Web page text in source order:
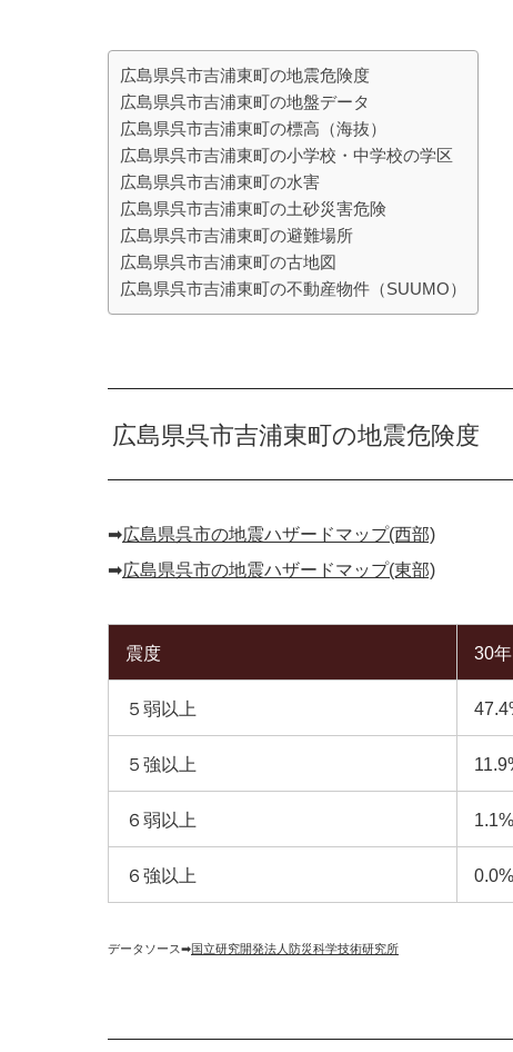
広島県呉市吉浦東町の地震危険度
広島県呉市吉浦東町の地盤データ
広島県呉市吉浦東町の標高（海抜）
広島県呉市吉浦東町の小学校・中学校の学区
広島県呉市吉浦東町の水害
広島県呉市吉浦東町の土砂災害危険
広島県呉市吉浦東町の避難場所
広島県呉市吉浦東町の古地図
広島県呉市吉浦東町の不動産物件（SUUMO）
広島県呉市吉浦東町の地震危険度
➡︎広島県呉市の地震ハザードマップ(西部)
➡︎広島県呉市の地震ハザードマップ(東部)
震度 30
５弱以上
５強以上
６弱以上 1.1%
６強以上 0.0%
データソース➡︎国立研究開発法人防災科学技術研究所